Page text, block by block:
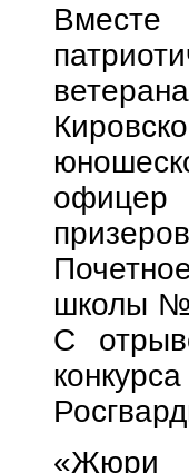
офицер
школы
С
«Жюри